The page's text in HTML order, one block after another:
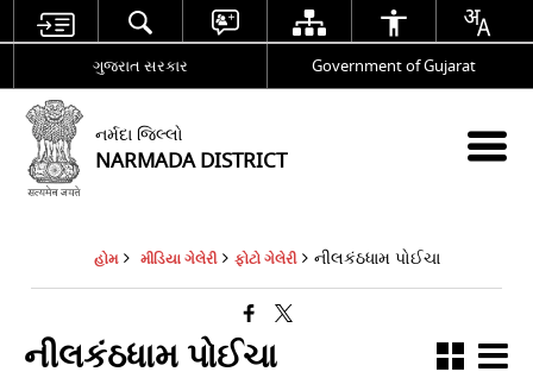
ગુજરાત સરકાર Government of Gujarat
નર્મદા જિલ્લો
NARMADA DISTRICT
હોમ મીડિયા ગેલેરી ફોટો ગેલેરી નીલકંઠધામ પોઈચા
નીલકંઠધામ પોઈચા